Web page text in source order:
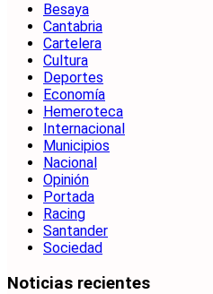
Besaya
Cantabria
Cartelera
Cultura
Deportes
Economía
Hemeroteca
Internacional
Municipios
Nacional
Opinión
Portada
Racing
Santander
Sociedad
Noticias recientes